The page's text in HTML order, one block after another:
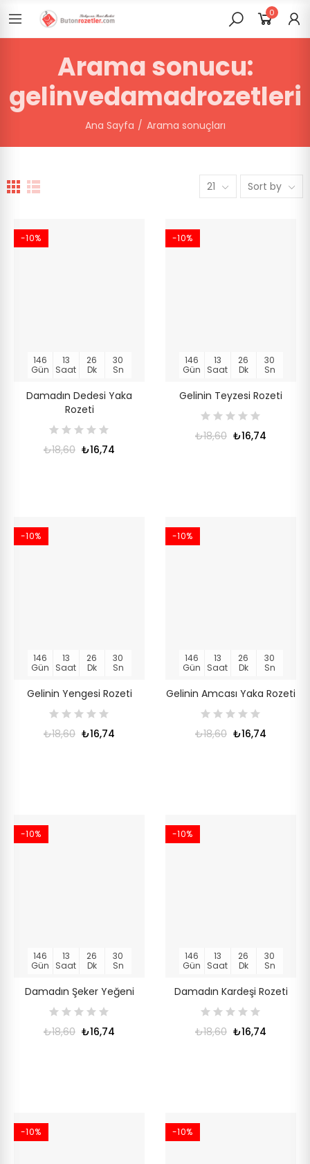
0
Arama sonucu:
gelinvedamadrozetleri
Ana Sayfa Arama sonuçları
21 Sort by
-10%
146
Gün
13
Saat
26
Dk
30
Sn
Damadın Dedesi Yaka
Rozeti
₺18,60 ₺16,74
-10%
146
Gün
13
Saat
26
Dk
30
Sn
Gelinin Teyzesi Rozeti
₺18,60 ₺16,74
-10%
146
Gün
13
Saat
26
Dk
30
Sn
Gelinin Yengesi Rozeti
₺18,60 ₺16,74
-10%
146
Gün
13
Saat
26
Dk
30
Sn
Gelinin Amcası Yaka Rozeti
₺18,60 ₺16,74
-10%
146
Gün
13
Saat
26
Dk
30
Sn
Damadın Şeker Yeğeni
₺18,60 ₺16,74
-10%
146
Gün
13
Saat
26
Dk
30
Sn
Damadın Kardeşi Rozeti
₺18,60 ₺16,74
-10% -10%